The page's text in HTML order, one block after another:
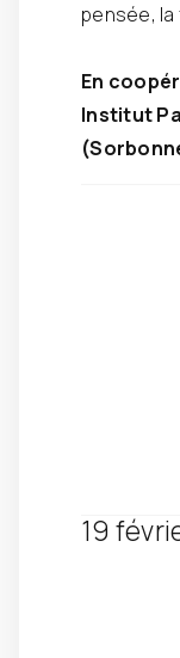
pensée,
En
Institut
19